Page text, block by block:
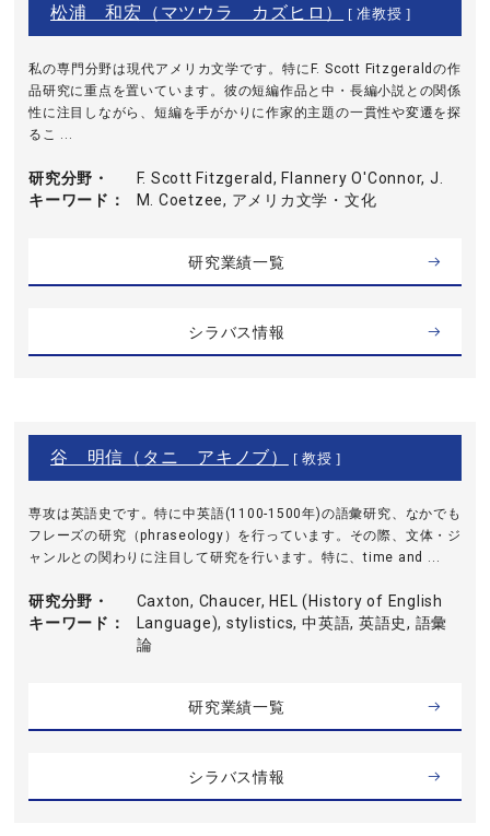
松浦 和宏（マツウラ カズヒロ） [ 准教授 ]
私の専門分野は現代アメリカ文学です。特にF. Scott Fitzgeraldの作
品研究に重点を置いています。彼の短編作品と中・長編小説との関係
性に注目しながら、短編を手がかりに作家的主題の一貫性や変遷を探
るこ ...
研究分野・
キーワード
F. Scott Fitzgerald, Flannery O'Connor, J.
M. Coetzee, アメリカ文学・文化
研究業績一覧
シラバス情報
谷 明信（タニ アキノブ） [ 教授 ]
専攻は英語史です。特に中英語(1100-1500年)の語彙研究、なかでも
フレーズの研究（phraseology）を行っています。その際、文体・ジ
ャンルとの関わりに注目して研究を行います。特に、time and ...
研究分野・
キーワード
Caxton, Chaucer, HEL (History of English
Language), stylistics, 中英語, 英語史, 語彙
論
研究業績一覧
シラバス情報